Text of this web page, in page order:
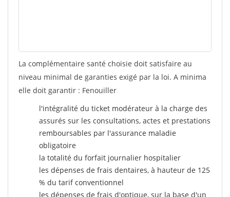
La complémentaire santé choisie doit satisfaire au
niveau minimal de garanties exigé par la loi. A minima
elle doit garantir : Fenouiller
l'intégralité du ticket modérateur à la charge des
assurés sur les consultations, actes et prestations
remboursables par l'assurance maladie
obligatoire
la totalité du forfait journalier hospitalier
les dépenses de frais dentaires, à hauteur de 125
% du tarif conventionnel
les dépenses de frais d'optique, sur la base d'un